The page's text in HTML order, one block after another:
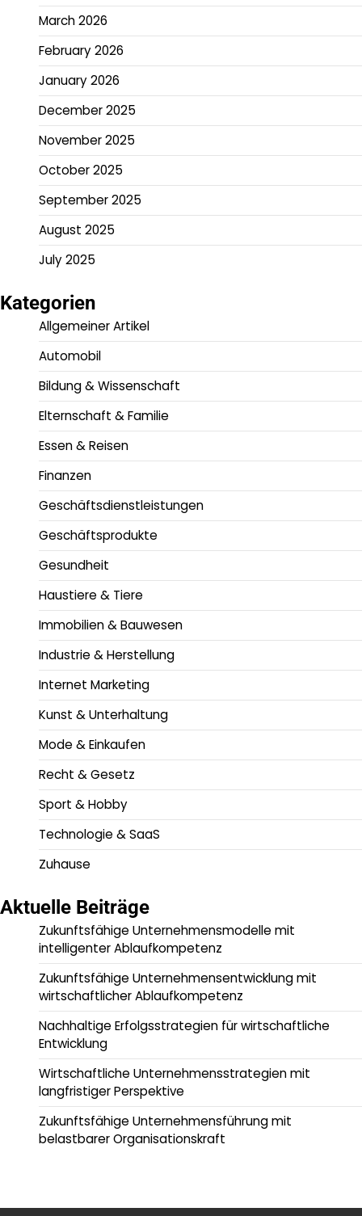
March 2026
February 2026
January 2026
December 2025
November 2025
October 2025
September 2025
August 2025
July 2025
Kategorien
Allgemeiner Artikel
Automobil
Bildung & Wissenschaft
Elternschaft & Familie
Essen & Reisen
Finanzen
Geschäftsdienstleistungen
Geschäftsprodukte
Gesundheit
Haustiere & Tiere
Immobilien & Bauwesen
Industrie & Herstellung
Internet Marketing
Kunst & Unterhaltung
Mode & Einkaufen
Recht & Gesetz
Sport & Hobby
Technologie & SaaS
Zuhause
Aktuelle Beiträge
Zukunftsfähige Unternehmensmodelle mit
intelligenter Ablaufkompetenz
Zukunftsfähige Unternehmensentwicklung mit
wirtschaftlicher Ablaufkompetenz
Nachhaltige Erfolgsstrategien für wirtschaftliche
Entwicklung
Wirtschaftliche Unternehmensstrategien mit
langfristiger Perspektive
Zukunftsfähige Unternehmensführung mit
belastbarer Organisationskraft